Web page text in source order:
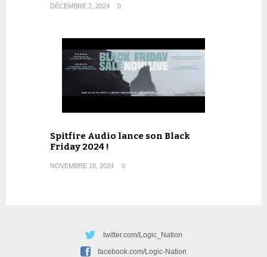
DÉCEMBRE 2, 2024 0
Spitfire Audio lance son Black
Friday 2024 !
NOVEMBRE 18, 2024 0
twitter.com/Logic_Nation
facebook.com/Logic-Nation